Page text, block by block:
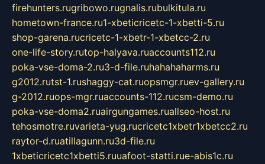
firehunters.rugribowo.rugnalis.rubulkitula.ru
hometown-france.ru1-xbeticricetc-1-xbetti-5.ru
shop-garena.rucricetc-1-xbetr-1-xbetcc-2.ru
one-life-story.rutop-halyava.ruaccounts112.ru
poka-vse-doma-2.ru3-d-file.ruhahahaharms.ru
g2012.rutst-1.rushaggy-cat.ruopsmgr.ruev-gallery.ru
g-2012.ruops-mgr.ruaccounts-112.rucsm-demo.ru
poka-vse-doma2.ruairgungames.ruallseo-host.ru
tehosmotre.ruvarieta-yug.rucricetc1xbetr1xbetcc2.ru
raytor-d.ruatillagunn.ru3d-file.ru
1xbeticricetc1xbetti5.ruuafoot-statti.rue-abis1c.ru